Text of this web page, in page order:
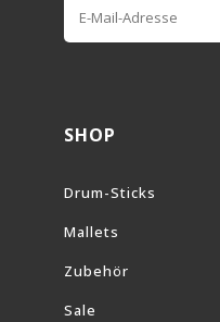
SHOP
Drum-Sticks
Mallets
Zubehör
Sale